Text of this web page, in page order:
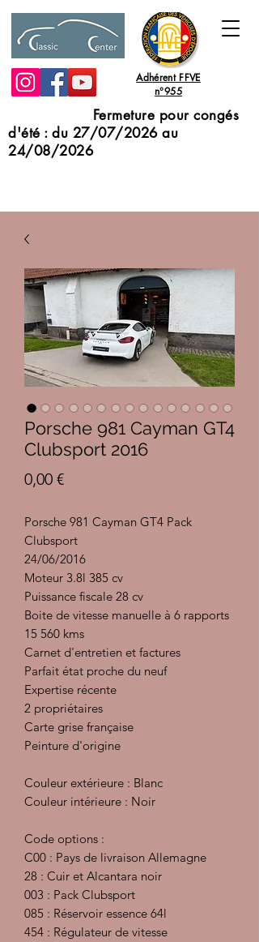
Adhérent FFVE
n°955
Fermeture pour congés
d'été : du 27/07/2026 au
24/08/2026
Porsche 981 Cayman GT4
Clubsport 2016
0,00 €Prix
Porsche 981 Cayman GT4 Pack
Clubsport
24/06/2016
Moteur 3.8l 385 cv
Puissance fiscale 28 cv
Boite de vitesse manuelle à 6 rapports
15 560 kms
Carnet d'entretien et factures
Parfait état proche du neuf
Expertise récente
2 propriétaires
Carte grise française
Peinture d'origine
Couleur extérieure : Blanc
Couleur intérieure : Noir
Code options :
C00 : Pays de livraison Allemagne
28 : Cuir et Alcantara noir
003 : Pack Clubsport
085 : Réservoir essence 64l
454 : Régulateur de vitesse